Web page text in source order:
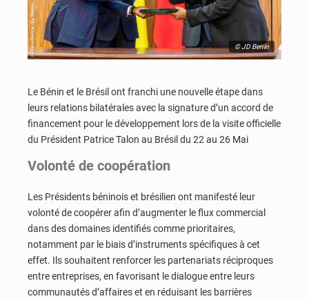
© JD Benin
Le Bénin et le Brésil ont franchi une nouvelle étape dans
leurs relations bilatérales avec la signature d’un accord de
financement pour le développement lors de la visite officielle
du Président Patrice Talon au Brésil du 22 au 26 Mai
Volonté de coopération
Les Présidents béninois et brésilien ont manifesté leur
volonté de coopérer afin d’augmenter le flux commercial
dans des domaines identifiés comme prioritaires,
notamment par le biais d’instruments spécifiques à cet
effet. Ils souhaitent renforcer les partenariats réciproques
entre entreprises, en favorisant le dialogue entre leurs
communautés d’affaires et en réduisant les barrières